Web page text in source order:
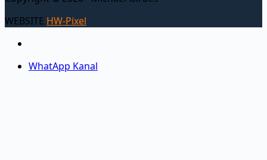
WEBSITE HW-Pixel
WhatApp Kanal